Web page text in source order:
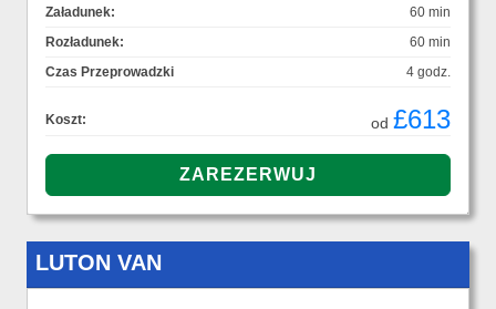
Załadunek:
60 min
Rozładunek:
60 min
Czas Przeprowadzki
4 godz.
Koszt: od £613
LUTON VAN